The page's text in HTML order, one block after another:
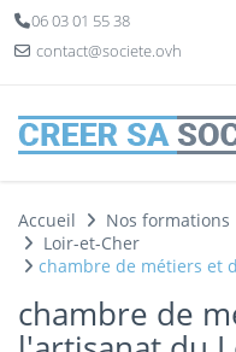
06 03 01 55 38
contact@societe.ovh
Accueil Nos formations
Loir-et-Cher
chambre de métiers et
chambre de
Panneau de gestion des cookies